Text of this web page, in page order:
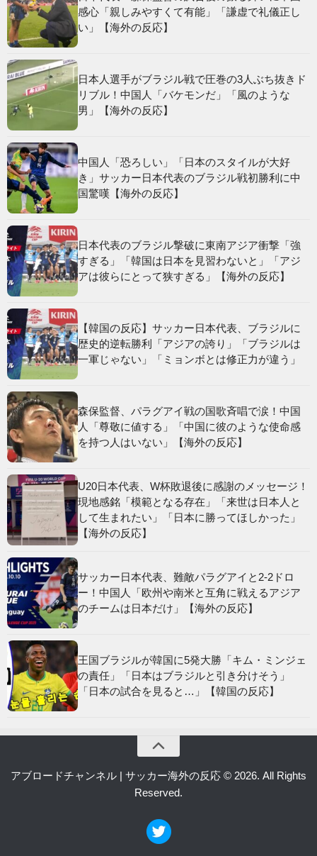
感心「親しみやすくて有能」「謙虚で礼儀正し
い」【海外の反応】
日本人選手がブラジル戦で圧巻の3人ぶち抜きド
リブル！中国人「バケモンだ」「風のような
男」【海外の反応】
中国人「恐ろしい」「日本のスタイルが大好
き」サッカー日本代表のブラジル戦初勝利に中
国驚嘆【海外の反応】
日本代表のブラジル撃破に東南アジア衝撃「強
すぎる」「韓国は日本を見習わないと」「アジ
アは彼らにとって狭すぎる」【海外の反応】
【韓国の反応】サッカー日本代表、ブラジルに
歴史的逆転勝利「アジアの誇り」「ブラジルは
一軍じゃない」「ミョンボとは修正力が違う」
森保監督、パラグアイ戦の国歌斉唱で涙！中国
人「尊敬に値する」「中国に彼のような使命感
を持つ人はいない」【海外の反応】
U20日本代表、W杯敗退後に感謝のメッセージ！
現地感銘「模範となる存在」「来世は日本人と
して生まれたい」「日本に勝ってほしかった」
【海外の反応】
サッカー日本代表、難敵パラグアイと2-2ドロ
ー！中国人「欧州や南米と互角に戦えるアジア
のチームは日本だけ」【海外の反応】
王国ブラジルが韓国に5発大勝「キム・ミンジェ
の責任」「日本はブラジルと引き分けそう」
「日本の試合を見ると…」【韓国の反応】
アブロードチャンネル | サッカー海外の反応 © 2026. All Rights
Reserved.